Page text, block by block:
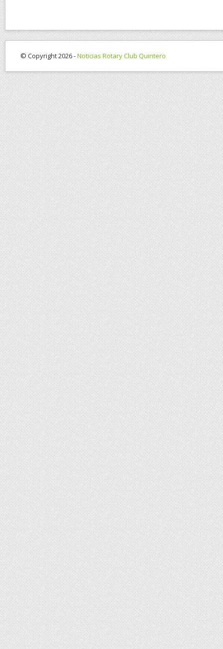
© Copyright 2026 -Noticias Rotary Club Quintero